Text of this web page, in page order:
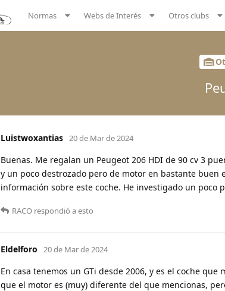
Normas Webs de Interés Otros clubs
Luistwoxantias 20 de Mar de 2024
Buenas. Me regalan un Peugeot 206 HDI de 90 cv 3
y un poco destrozado pero de motor en bastante
información sobre este coche. He investigado un
RACO respondió a esto
Eldelforo 20 de Mar de 2024
En casa tenemos un GTi desde 2006, y es el coche
que el motor es (muy) diferente del que mencionas,